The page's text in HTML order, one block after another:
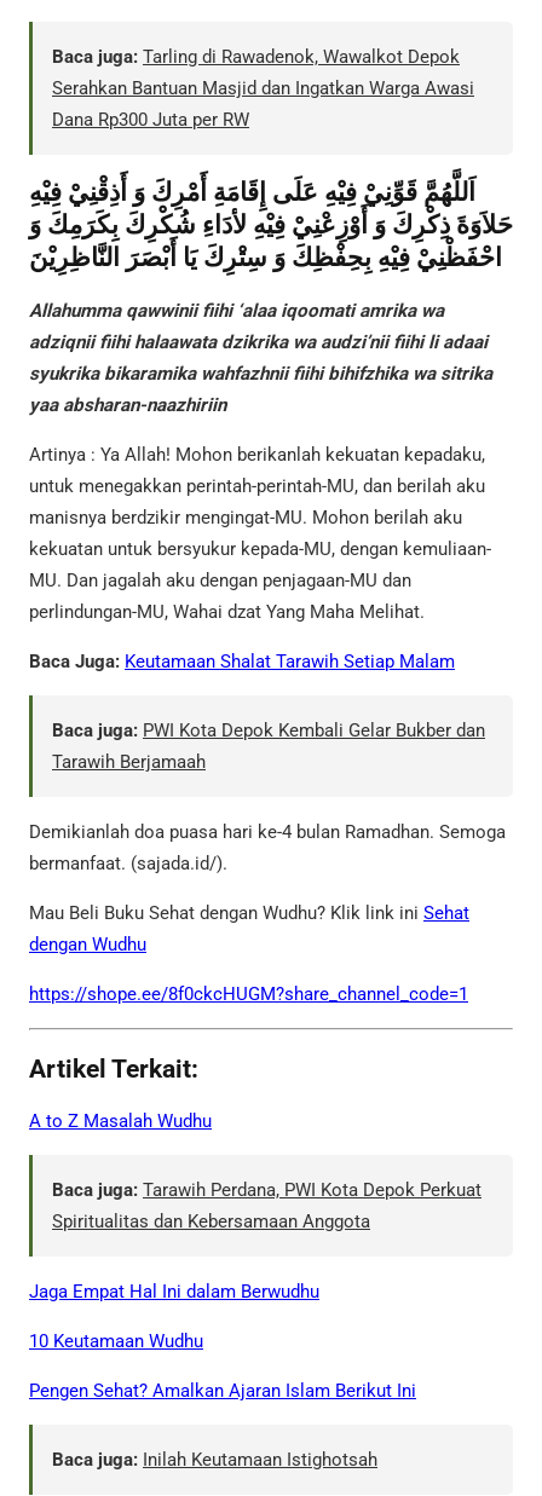
Baca juga: Tarling di Rawadenok, Wawalkot Depok
Serahkan Bantuan Masjid dan Ingatkan Warga Awasi
Dana Rp300 Juta per RW
اَللَّهُمَّ قَوِّنِيْ فِيْهِ عَلَى إِقَامَةِ أَمْرِكَ وَ أَذِقْنِيْ فِيْهِ
حَلاَوَةَ ذِكْرِكَ وَ أَوْزِعْنِيْ فِيْهِ لأدَاءِ شُكْرِكَ بِكَرَمِكَ وَ
احْفَظْنِيْ فِيْهِ بِحِفْظِكَ وَ سِتْرِكَ يَا أَبْصَرَ النَّاظِرِيْنَ
Allahumma qawwinii fiihi ‘alaa iqoomati amrika wa
adziqnii fiihi halaawata dzikrika wa audzi’nii fiihi li adaai
syukrika bikaramika wahfazhnii fiihi bihifzhika wa sitrika
yaa absharan-naazhiriin
Artinya : Ya Allah! Mohon berikanlah kekuatan kepadaku,
untuk menegakkan perintah-perintah-MU, dan berilah aku
manisnya berdzikir mengingat-MU. Mohon berilah aku
kekuatan untuk bersyukur kepada-MU, dengan kemuliaan-
MU. Dan jagalah aku dengan penjagaan-MU dan
perlindungan-MU, Wahai dzat Yang Maha Melihat.
Baca Juga: Keutamaan Shalat Tarawih Setiap Malam
Baca juga: PWI Kota Depok Kembali Gelar Bukber dan
Tarawih Berjamaah
Demikianlah doa puasa hari ke-4 bulan Ramadhan. Semoga
bermanfaat. (sajada.id/).
Mau Beli Buku Sehat dengan Wudhu? Klik link ini Sehat
dengan Wudhu
https://shope.ee/8f0ckcHUGM?share_channel_code=1
Artikel Terkait:
A to Z Masalah Wudhu
Baca juga: Tarawih Perdana, PWI Kota Depok Perkuat
Spiritualitas dan Kebersamaan Anggota
Jaga Empat Hal Ini dalam Berwudhu
10 Keutamaan Wudhu
Pengen Sehat? Amalkan Ajaran Islam Berikut Ini
Baca juga: Inilah Keutamaan Istighotsah